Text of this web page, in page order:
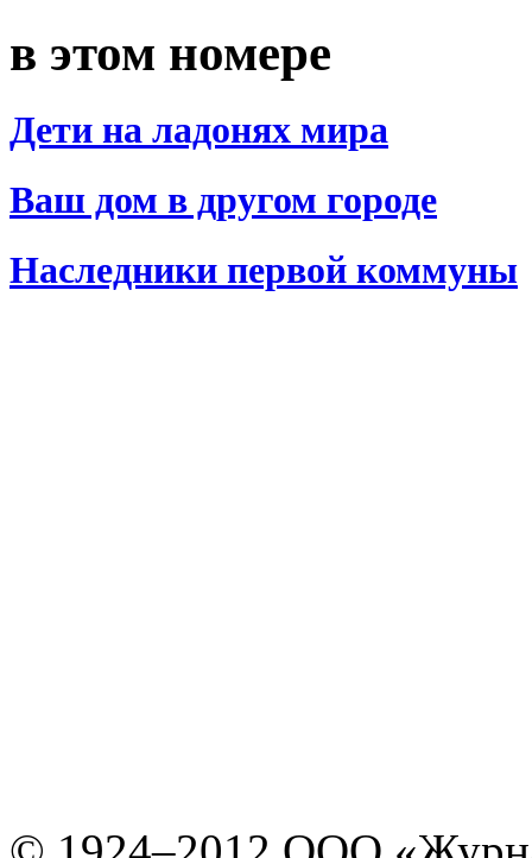
в этом номере
Дети на ладонях мира
Ваш дом в другом городе
Наследники первой коммуны